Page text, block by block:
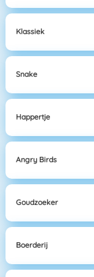
Klassiek
Snake
Happertje
Angry Birds
Goudzoeker
Boerderij